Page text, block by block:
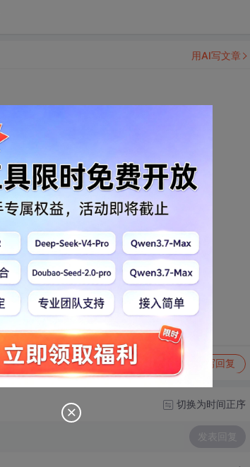
举报 写回复
用AI写文章
切换为时间正序
发表回复